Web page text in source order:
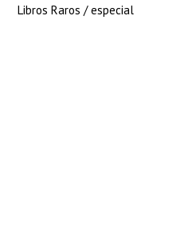
Libros Raros / especial